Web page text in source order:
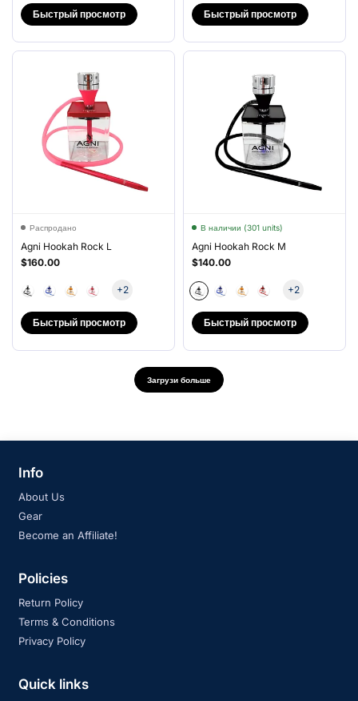
Быстрый просмотр Быстрый просмотр
Распродано
Agni Hookah Rock L
$160.00
+2
Быстрый просмотр
В наличии (301 units)
Agni Hookah Rock M
$140.00
+2
Быстрый просмотр
Загрузи больше
Info
About Us
Gear
Become an Affiliate!
Policies
Return Policy
Terms & Conditions
Privacy Policy
Quick links